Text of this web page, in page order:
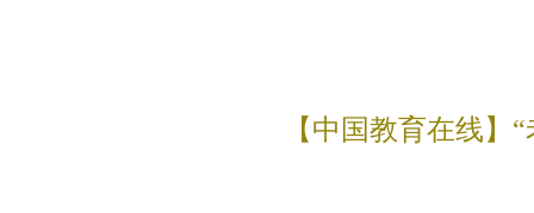
【中国教育在线】